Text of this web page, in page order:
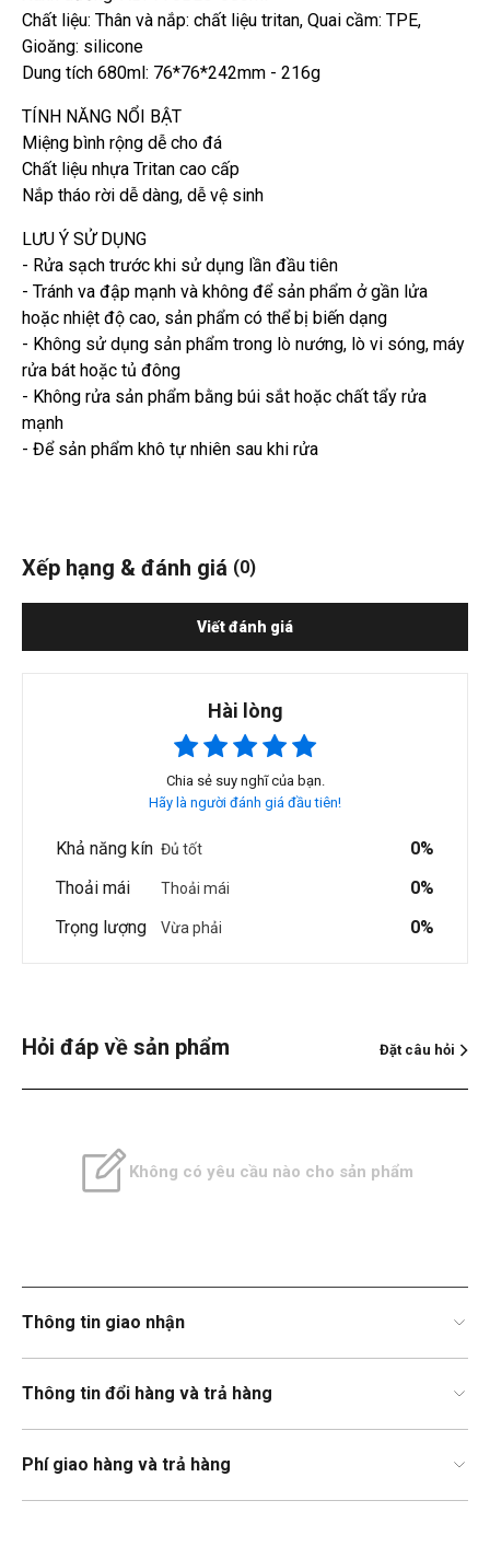
Chất liệu: Thân và nắp: chất liệu tritan, Quai cầm: TPE,
Gioăng: silicone
Dung tích 680ml: 76*76*242mm - 216g
TÍNH NĂNG NỔI BẬT
Miệng bình rộng dễ cho đá
Chất liệu nhựa Tritan cao cấp
Nắp tháo rời dễ dàng, dễ vệ sinh
LƯU Ý SỬ DỤNG
- Rửa sạch trước khi sử dụng lần đầu tiên
- Tránh va đập mạnh và không để sản phẩm ở gần lửa
hoặc nhiệt độ cao, sản phẩm có thể bị biến dạng
- Không sử dụng sản phẩm trong lò nướng, lò vi sóng, máy
rửa bát hoặc tủ đông
- Không rửa sản phẩm bằng búi sắt hoặc chất tẩy rửa
mạnh
- Để sản phẩm khô tự nhiên sau khi rửa
Xếp hạng & đánh giá (0)
Viết đánh giá
Hài lòng
Chia sẻ suy nghĩ của bạn.
Hãy là người đánh giá đầu tiên!
Khả năng kín Đủ tốt
0%
Thoải mái
Thoải mái
0%
Trọng lượng
Vừa phải 0%
Hỏi đáp về sản phẩm Đặt câu hỏi
Không có yêu cầu nào cho sản phẩm
Thông tin giao nhận
Thông tin đổi hàng và trả hàng
Phí giao hàng và trả hàng